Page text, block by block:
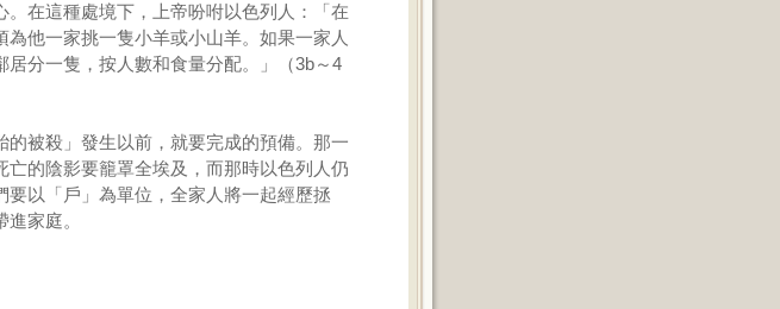
。在這種處境下，上帝吩咐以色列人：「在
他一家挑一隻小羊或小山羊。如果一家人
居分一隻，按人數和食量分配。」（3b～4
的被殺」發生以前，就要完成的預備。那一
亡的陰影要籠罩全埃及，而那時以色列人仍
要以「戶」為單位，全家人將一起經歷拯
家庭。